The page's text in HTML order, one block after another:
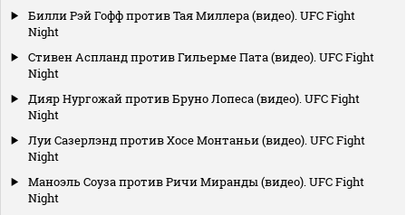
Билли Рэй Гофф против Тая Миллера (видео). UFC Fight
Night
Стивен Аспланд против Гильерме Пата (видео). UFC Fight
Night
Дияр Нургожай против Бруно Лопеса (видео). UFC Fight
Night
Луи Сазерлэнд против Хосе Монтаньи (видео). UFC Fight
Night
Маноэль Соуза против Ричи Миранды (видео). UFC Fight
Night